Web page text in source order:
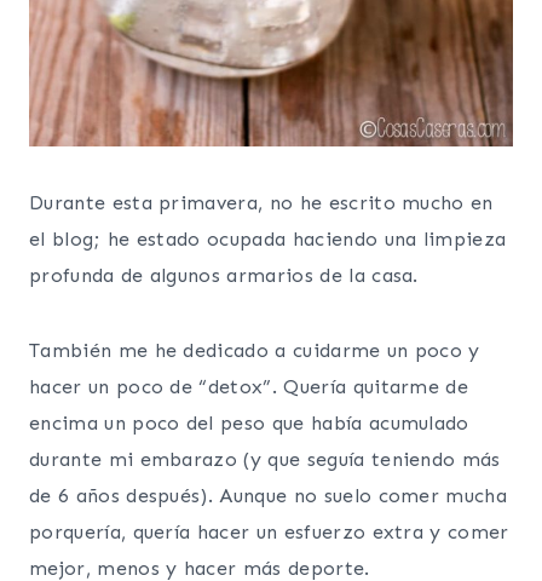
Durante esta primavera, no he escrito mucho en
el blog; he estado ocupada haciendo una limpieza
profunda de algunos armarios de la casa.
También me he dedicado a cuidarme un poco y
hacer un poco de “detox”. Quería quitarme de
encima un poco del peso que había acumulado
durante mi embarazo (y que seguía teniendo más
de 6 años después). Aunque no suelo comer mucha
porquería, quería hacer un esfuerzo extra y comer
mejor, menos y hacer más deporte.